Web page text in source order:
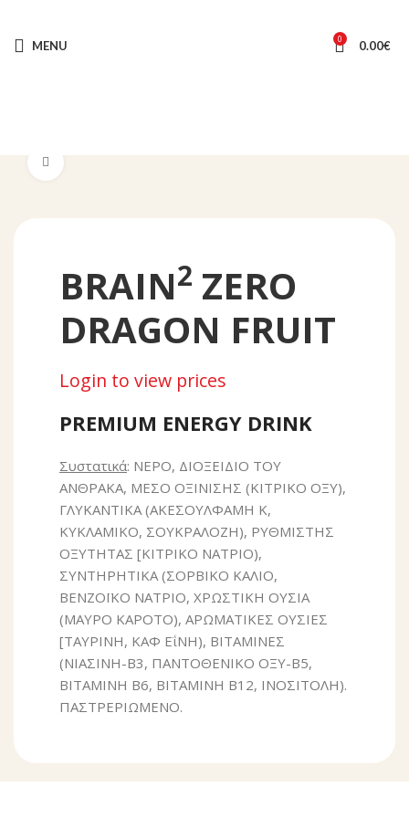
MENU 0 0.00€
BRAIN2 ZERO
DRAGON FRUIT
Login to view prices
PREMIUM ENERGY DRINK
Συστατικά: ΝΕΡΟ, ΔΙΟΞΕΙΔΙΟ TOY
ΑΝΘΡΑΚΑ, ΜΕΣΟ ΟΞΙΝΙΣΗΣ (ΚΙΤΡΙΚΟ ΟΞΥ),
ΓΛΥΚΑΝΤΙΚΑ (ΑΚΕΣΟΥΛΦΑΜΗ Κ,
ΚΥΚΛΑΜΙΚΟ, ΣΟΥΚΡΑΛΟΖΗ), ΡΥΘΜΙΣΤΗΣ
ΟΞΥΤΗΤΑΣ [ΚΙΤΡΙΚΟ ΝΑΤΡΙΟ),
ΣΥΝΤΗΡΗΤΙΚΑ (ΣΟΡΒΙΚΟ ΚΑΛΙΟ,
ΒΕΝΖΟΪΚΟ ΝΑΤΡΙΟ, ΧΡΩΣΤΙΚΗ ΟΥΣΙΑ
(ΜΑΥΡΟ ΚΑΡΟΤΟ), ΑΡΩΜΑΤΙΚΕΣ ΟΥΣΙΕΣ
[ΤΑΥΡΙΝΗ, ΚΑΦ ΕΐΝΗ), ΒΙΤΑΜΙΝΕΣ
(ΝΙΑΣΙΝΗ-Β3, ΠΑΝΤΟΘΕΝΙΚΟ ΟΞΥ-Β5,
ΒΙΤΑΜΙΝΗ Β6, ΒΙΤΑΜΙΝΗ Β12, ΙΝΟΣΙΤΟΛΗ).
ΠΑΣΤΡΕΡΙΩΜΕΝΟ.